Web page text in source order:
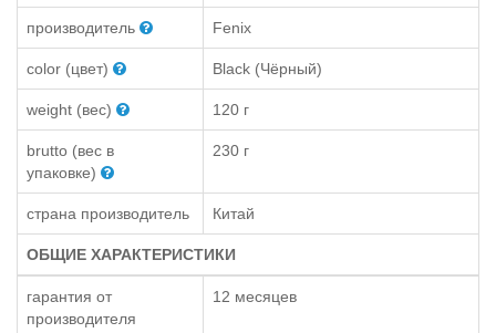
производитель Fenix
color (цвет) Black (Чёрный)
weight (вес) 120 г
brutto (вес в
упаковке)
230 г
страна производитель Китай
ОБЩИЕ ХАРАКТЕРИСТИКИ
гарантия от
производителя
12 месяцев